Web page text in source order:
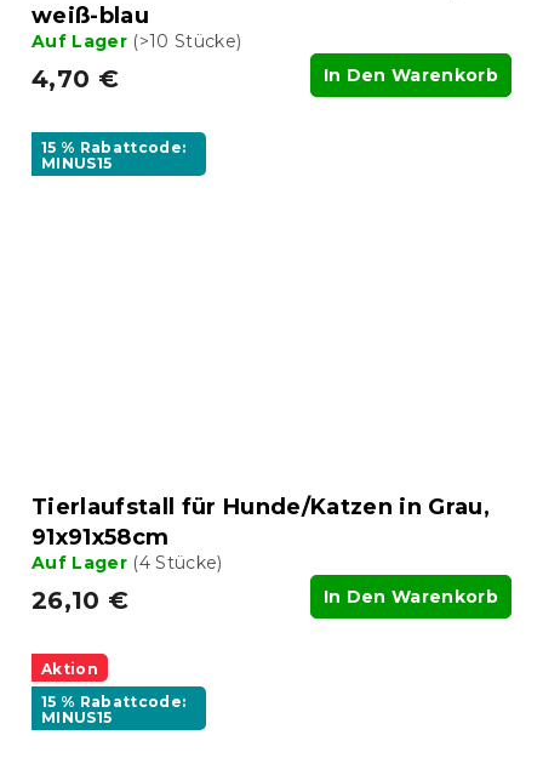
weiß-blau
Auf Lager (>10 Stücke)
4,70 € In Den Warenkorb
15 % Rabattcode:
MINUS15
Tierlaufstall für Hunde/Katzen in Grau,
91x91x58cm
Auf Lager (4 Stücke)
26,10 € In Den Warenkorb
Aktion
15 % Rabattcode:
MINUS15